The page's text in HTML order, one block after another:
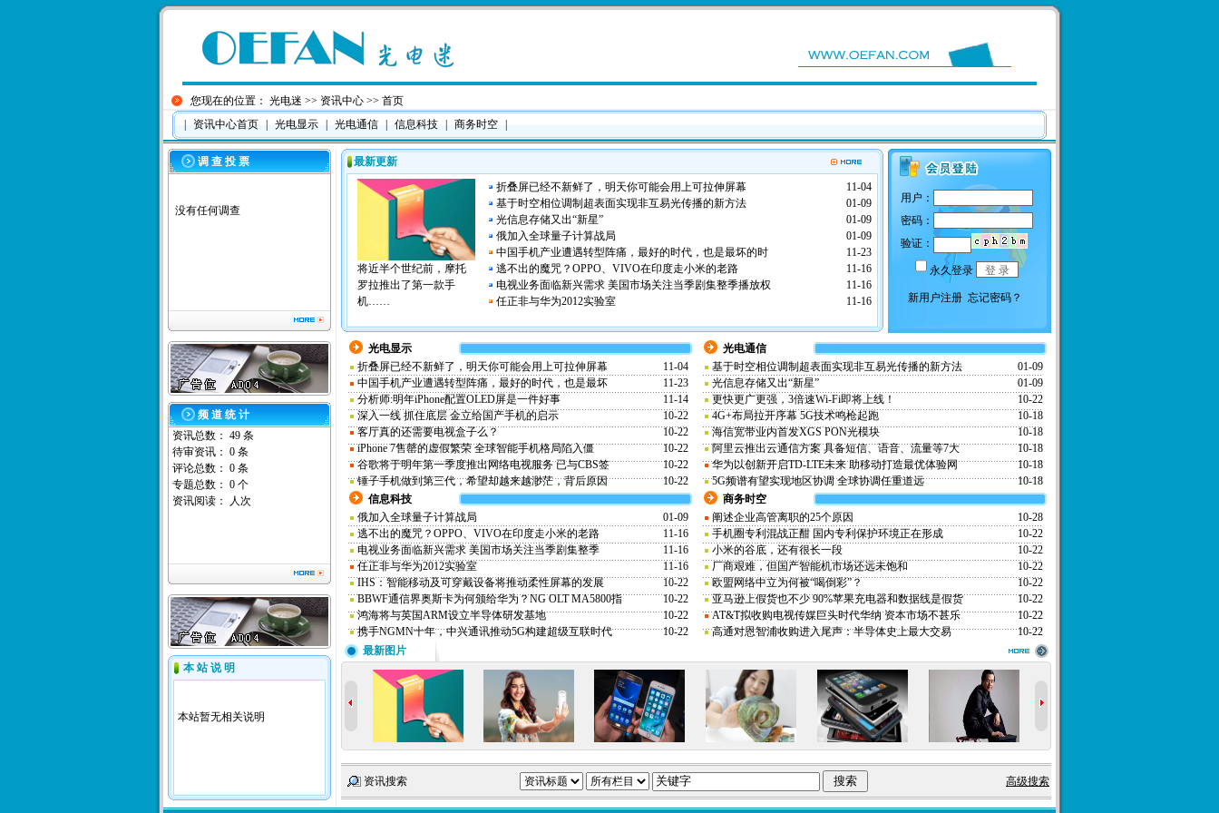
您现在的位置： 光电迷 >> 资讯中心 >> 首页
资讯中心首页 光电显示 光电通信 信息科技 商务时空
调 查 投 票
没有任何调查
频 道 统 计
资讯总数： 49 条
待审资讯： 0 条
评论总数： 0 条
专题总数： 0 个
资讯阅读：
人次
本 站 说 明
本站暂无相关说明
最新更新
将近半个世纪前，摩托
罗拉推出了第一款手
机……
折叠屏已经不新鲜了，明天你可能会用上可拉伸屏幕
11-04
基于时空相位调制超表面实现非互易光传播的新方法
01-09
光信息存储又出“新星”
01-09
俄加入全球量子计算战局
01-09
中国手机产业遭遇转型阵痛，最好的时代，也是最坏的时
11-23
逃不出的魔咒？OPPO、VIVO在印度走小米的老路
11-16
电视业务面临新兴需求 美国市场关注当季剧集整季播放权
11-16
任正非与华为2012实验室
11-16
光电显示
折叠屏已经不新鲜了，明天你可能会用上可拉伸屏幕
11-04
中国手机产业遭遇转型阵痛，最好的时代，也是最坏
11-23
分析师:明年iPhone配置OLED屏是一件好事
11-14
深入一线 抓住底层 金立给国产手机的启示
10-22
客厅真的还需要电视盒子么？
10-22
iPhone 7售罄的虚假繁荣 全球智能手机格局陷入僵
10-22
谷歌将于明年第一季度推出网络电视服务 已与CBS签
10-22
锤子手机做到第三代，希望却越来越渺茫，背后原因
10-22
光电通信
基于时空相位调制超表面实现非互易光传播的新方法
01-09
光信息存储又出“新星”
01-09
更快更广更强，3倍速Wi-Fi即将上线！
10-22
4G+布局拉开序幕 5G技术鸣枪起跑
10-18
海信宽带业内首发XGS PON光模块
10-18
阿里云推出云通信方案 具备短信、语音、流量等7大
10-18
华为以创新开启TD-LTE未来 助移动打造最优体验网
10-18
5G频谱有望实现地区协调 全球协调任重道远
10-18
信息科技
俄加入全球量子计算战局
01-09
逃不出的魔咒？OPPO、VIVO在印度走小米的老路
11-16
电视业务面临新兴需求 美国市场关注当季剧集整季
11-16
任正非与华为2012实验室
11-16
IHS：智能移动及可穿戴设备将推动柔性屏幕的发展
10-22
BBWF通信界奥斯卡为何颁给华为？NG OLT MA5800指
10-22
鸿海将与英国ARM设立半导体研发基地
10-22
携手NGMN十年，中兴通讯推动5G构建超级互联时代
10-22
商务时空
阐述企业高管离职的25个原因
10-28
手机圈专利混战正酣 国内专利保护环境正在形成
10-22
小米的谷底，还有很长一段
10-22
厂商艰难，但国产智能机市场还远未饱和
10-22
欧盟网络中立为何被“喝倒彩”？
10-22
亚马逊上假货也不少 90%苹果充电器和数据线是假货
10-22
AT&T拟收购电视传媒巨头时代华纳 资本市场不甚乐
10-22
高通对恩智浦收购进入尾声：半导体史上最大交易
10-22
最新图片
资讯搜索 高级搜索